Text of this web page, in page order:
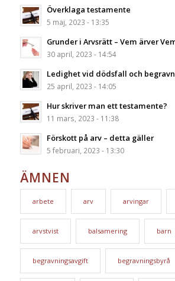
Överklaga testamente
5 maj, 2023 - 13:35
Grunder i Arvsrätt – Vem ärver
30 april, 2023 - 14:54
Ledighet vid dödsfall och
25 april, 2023 - 14:05
Hur skriver man ett testamente?
11 mars, 2023 - 11:38
Förskott på arv – detta gäller
5 februari, 2023 - 13:30
ÄMNEN
arbete arv arvingar
arvstvist balsamering barn
begravningsavgift begravningsbyrå